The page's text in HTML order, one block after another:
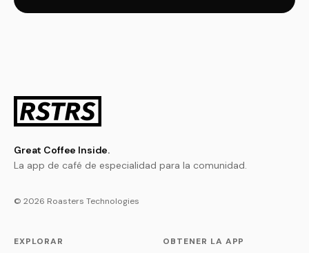
Great Coffee Inside.
La app de café de especialidad para la comunidad.
© 2026 Roasters Technologies
EXPLORAR OBTENER LA APP